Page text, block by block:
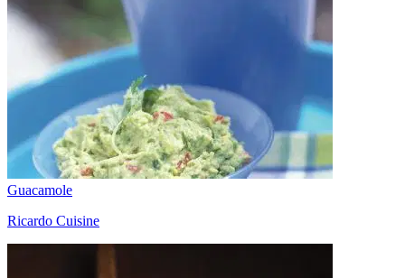
Guacamole
Ricardo Cuisine